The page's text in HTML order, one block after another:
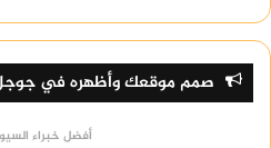
صمم موقعك وأظهره في
أفضل خبراء